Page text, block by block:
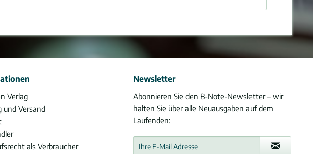
Verlag
und Versand
als Verbraucher
Newsletter
Abonnieren Sie den B-Note-Newsletter – wir
halten Sie über alle Neuausgaben auf dem
Laufenden: